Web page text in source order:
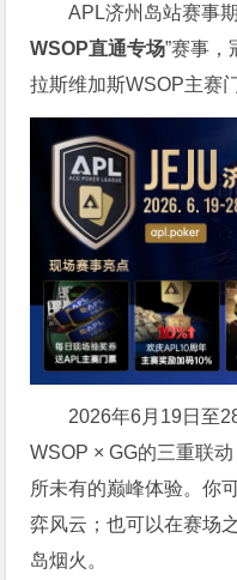
APL济州岛站赛事
WSOP直通专场”赛事
拉斯维加斯WSOP主赛
2026年6月19日至
WSOP × GG的三重联
所未有的巅峰体验。你
弈风云；也可以在赛场
岛烟火。